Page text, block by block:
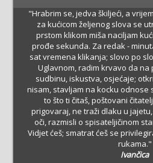
"Hrabrim se, jedva škiljeći, a
za kućicom željenog slova se
prstom klikom miša naciljam
prođe sekunda. Za redak -
sat vremena klikanja; slovo po
Uglavnom, radim krvavo da
sudbinu, iskustva, osjećaje;
nisam, stavljam na kocku odnose
to što ti čitaš, poštovani
prigovaraj, ne traži dlaku u
oči, razmisli o spisateljičinom
Vidjet ćeš; smatrat ćeš se
rukama."
Ivančica